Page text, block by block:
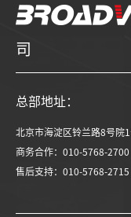
司
总部地址：
北京市海淀区铃兰路8号院
商务合作：010-5768-2700
售后支持：010-5768-2715